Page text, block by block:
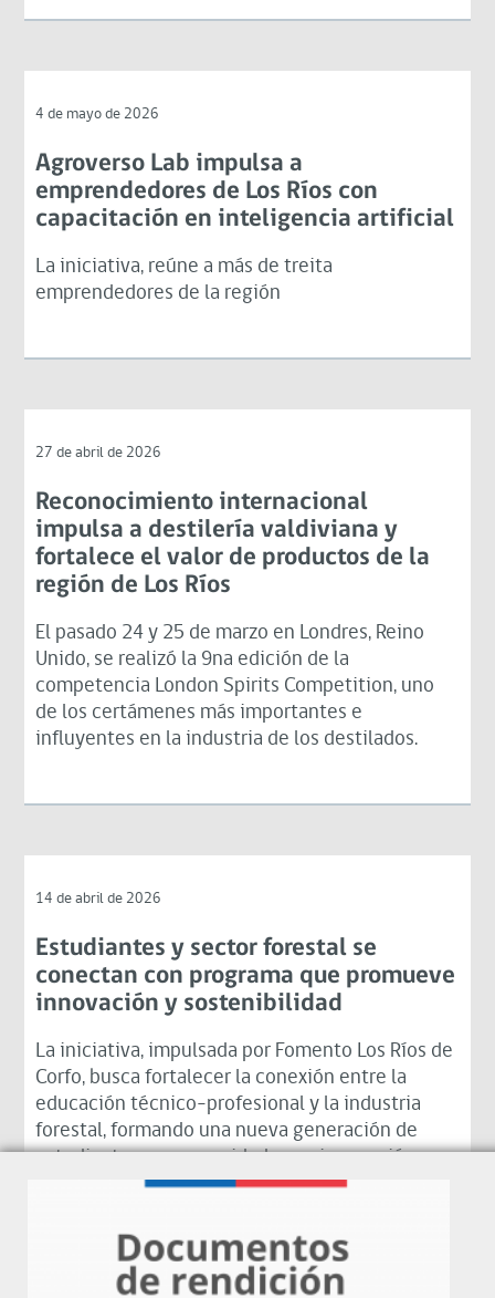
4 de mayo de 2026
Agroverso Lab impulsa a
emprendedores de Los Ríos con
capacitación en inteligencia artificial
La iniciativa, reúne a más de treita
emprendedores de la región
27 de abril de 2026
Reconocimiento internacional
impulsa a destilería valdiviana y
fortalece el valor de productos de la
región de Los Ríos
El pasado 24 y 25 de marzo en Londres, Reino
Unido, se realizó la 9na edición de la
competencia London Spirits Competition, uno
de los certámenes más importantes e
influyentes en la industria de los destilados.
14 de abril de 2026
Estudiantes y sector forestal se
conectan con programa que promueve
innovación y sostenibilidad
La iniciativa, impulsada por Fomento Los Ríos de
Corfo, busca fortalecer la conexión entre la
educación técnico-profesional y la industria
forestal, formando una nueva generación de
estudiantes con capacidades en innovación y
sostenibilidad.